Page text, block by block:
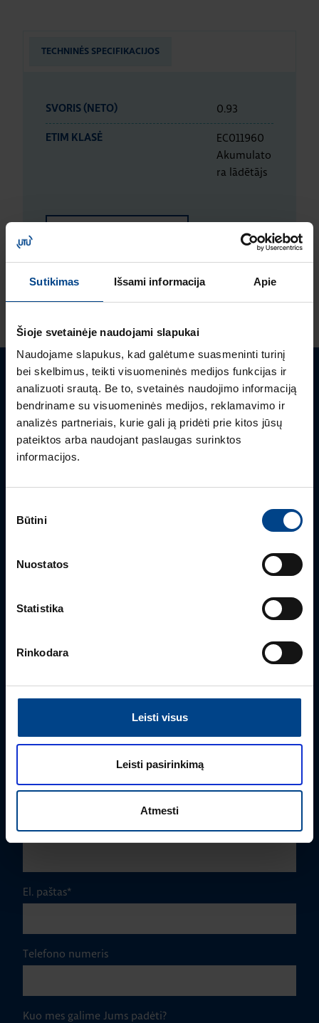
Sutikimas Išsami informacija Apie
Šioje svetainėje naudojami slapukai
Naudojame slapukus, kad galėtume suasmeninti turinį
bei skelbimus, teikti visuomeninės medijos funkcijas ir
analizuoti srautą. Be to, svetainės naudojimo informaciją
bendriname su visuomeninės medijos, reklamavimo ir
analizės partneriais, kurie gali ją pridėti prie kitos jūsų
pateiktos arba naudojant paslaugas surinktos
informacijos.
pasirinkimas
Būtini
Nuostatos
Statistika
Rinkodara
Leisti visus
Leisti pasirinkimą
Atmesti
TECHNINĖS SPECIFIKACIJOS
SVORIS (NETO) 0.93
ETIM KLASĖ
EC011960
Akumulato
ra lādētājs
ĮVERTINIMAI IR ŽYMĖJIMAI
Turite klausimų? Susisiekite
Mielai atsakysime į Jums aktualius klausimus.
+370 5 2742827
Įmonė
El. paštas*
Telefono numeris
Kuo mes galime Jums padėti?